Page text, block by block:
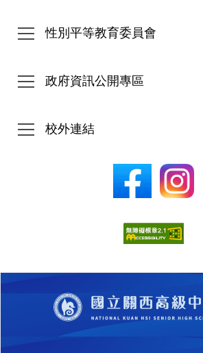
性別平等教育委員會
政府資訊公開專區
校外連結